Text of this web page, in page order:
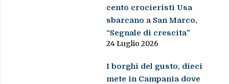
cento crocieristi Usa
sbarcano a San Marco,
“Segnale di crescita”
24 Luglio 2026
I borghi del gusto, dieci
mete in Campania dove